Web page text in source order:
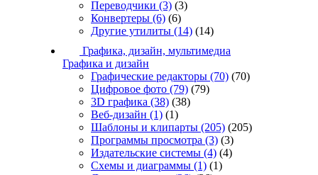
Переводчики (3) (3)
Конвертеры (6) (6)
Другие утилиты (14) (14)
Графика, дизайн, мультимедиа
Графика и дизайн
Графические редакторы (70) (70)
Цифровое фото (79) (79)
3D графика (38) (38)
Веб-дизайн (1) (1)
Шаблоны и клипарты (205) (205)
Программы просмотра (3) (3)
Издательские системы (4) (4)
Схемы и диаграммы (1) (1)